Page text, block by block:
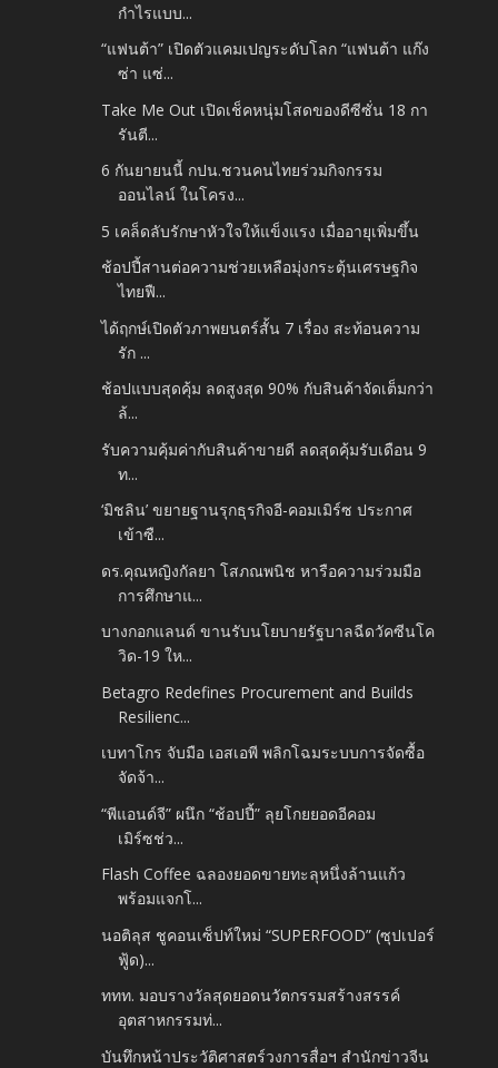
กำไรแบบ...
“แฟนต้า” เปิดตัวแคมเปญระดับโลก “แฟนต้า แก๊ง
ซ่า แซ่...
Take Me Out เปิดเช็คหนุ่มโสดของดีซีซั่น 18 กา
รันตี...
6 กันยายนนี้ กปน.ชวนคนไทยร่วมกิจกรรม
ออนไลน์ ในโครง...
5 เคล็ดลับรักษาหัวใจให้แข็งแรง เมื่ออายุเพิ่มขึ้น
ช้อปปี้สานต่อความช่วยเหลือมุ่งกระตุ้นเศรษฐกิจ
ไทยฟื...
ได้ฤกษ์เปิดตัวภาพยนตร์สั้น 7 เรื่อง สะท้อนความ
รัก ...
ช้อปแบบสุดคุ้ม ลดสูงสุด 90% กับสินค้าจัดเต็มกว่า
ล้...
รับความคุ้มค่ากับสินค้าขายดี ลดสุดคุ้มรับเดือน 9
ท...
‘มิชลิน’ ขยายฐานรุกธุรกิจอี-คอมเมิร์ซ ประกาศ
เข้าซื...
ดร.คุณหญิงกัลยา โสภณพนิช หารือความร่วมมือ
การศึกษาแ...
บางกอกแลนด์ ขานรับนโยบายรัฐบาลฉีดวัคซีนโค
วิด-19 ให...
Betagro Redefines Procurement and Builds
Resilienc...
เบทาโกร จับมือ เอสเอพี พลิกโฉมระบบการจัดซื้อ
จัดจ้า...
“พีแอนด์จี” ผนึก “ช้อปปี้” ลุยโกยยอดอีคอม
เมิร์ซช่ว...
Flash Coffee ฉลองยอดขายทะลุหนึ่งล้านแก้ว
พร้อมแจกโ...
นอติลุส ชูคอนเซ็ปท์ใหม่ “SUPERFOOD” (ซุปเปอร์
ฟู้ด)...
ททท. มอบรางวัลสุดยอดนวัตกรรมสร้างสรรค์
อุตสาหกรรมท่...
บันทึกหน้าประวัติศาสตร์วงการสื่อฯ สำนักข่าวจีน